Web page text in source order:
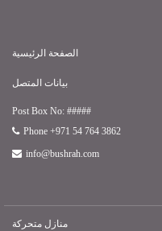
الصفحة الرئيسية
بيانات المتصل
Post Box No: #####
Phone +971 54 764 3862
info@bushrah.com
منازل متحركة